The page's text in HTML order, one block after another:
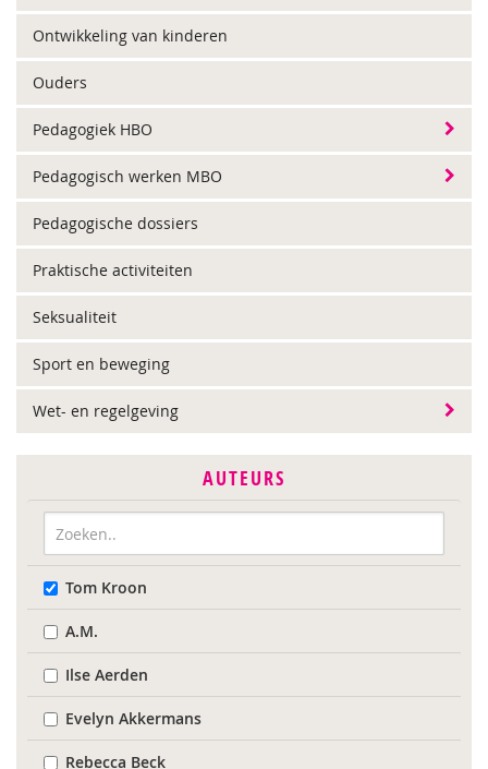
Ontwikkeling van kinderen
Ouders
Pedagogiek HBO
Pedagogisch werken MBO
Pedagogische dossiers
Praktische activiteiten
Seksualiteit
Sport en beweging
Wet- en regelgeving
AUTEURS
Tom Kroon
A.M.
Ilse Aerden
Evelyn Akkermans
Rebecca Beck